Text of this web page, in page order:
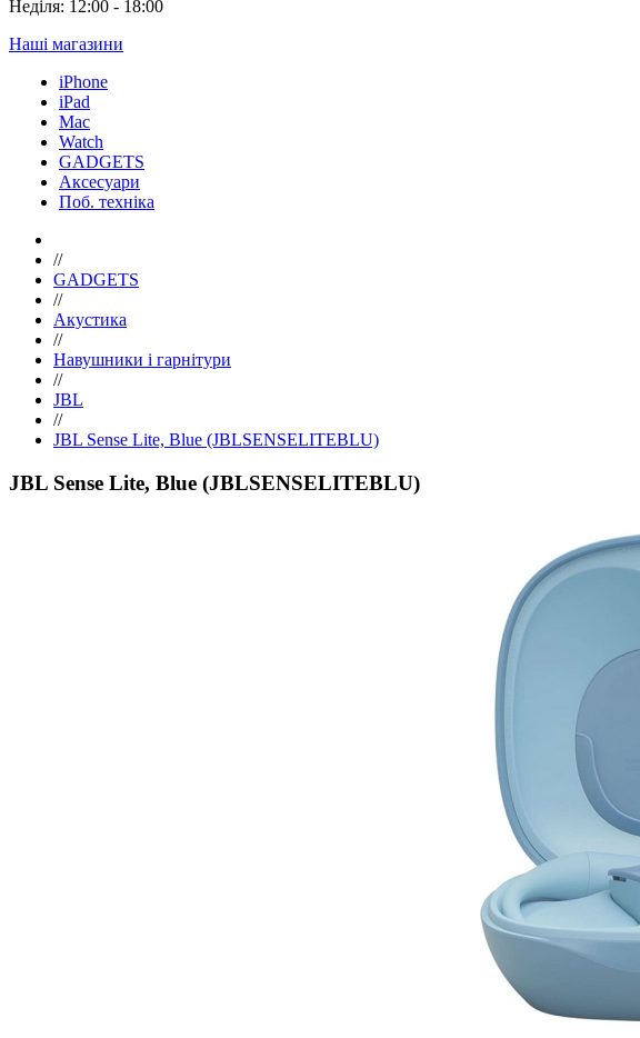
Неділя: 12:00 - 18:00
Наші магазини
iPhone
iPad
Mac
Watch
GADGETS
Аксесуари
Поб. техніка
//
GADGETS
//
Акустика
//
Навушники і гарнітури
//
JBL
//
JBL Sense Lite, Blue (JBLSENSELITEBLU)
JBL Sense Lite, Blue (JBLSENSELITEBLU)